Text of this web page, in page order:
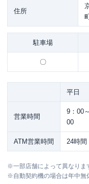
住所
駐車場
〇
平日
営業時間
9：00
00
ATM営業時間 24時間
※一部店舗によって異なりま
※自動契約機の場合は年中無